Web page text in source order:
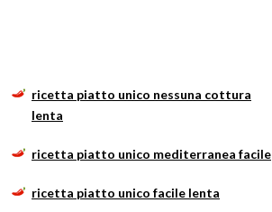
ricetta piatto unico nessuna cottura
lenta
ricetta piatto unico mediterranea facile
ricetta piatto unico facile lenta